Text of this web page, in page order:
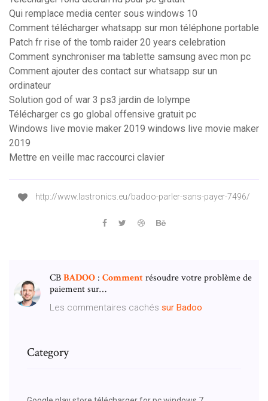
Qui remplace media center sous windows 10
Comment télécharger whatsapp sur mon téléphone portable
Patch fr rise of the tomb raider 20 years celebration
Comment synchroniser ma tablette samsung avec mon pc
Comment ajouter des contact sur whatsapp sur un
ordinateur
Solution god of war 3 ps3 jardin de lolympe
Télécharger cs go global offensive gratuit pc
Windows live movie maker 2019 windows live movie maker
2019
Mettre en veille mac raccourci clavier
http://www.lastronics.eu/badoo-parler-sans-payer-7496/
CBBADOO : Commentrésoudre votre problème de
paiement sur…
Les commentaires cachés sur Badoo
Category